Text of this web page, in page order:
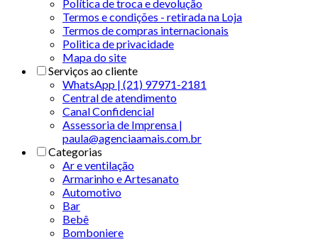
Política de troca e devolução
Termos e condições - retirada na Loja
Termos de compras internacionais
Politica de privacidade
Mapa do site
Serviços ao cliente
WhatsApp | (21) 97971-2181
Central de atendimento
Canal Confidencial
Assessoria de Imprensa |
paula@agenciaamais.com.br
Categorias
Ar e ventilação
Armarinho e Artesanato
Automotivo
Bar
Bebê
Bomboniere